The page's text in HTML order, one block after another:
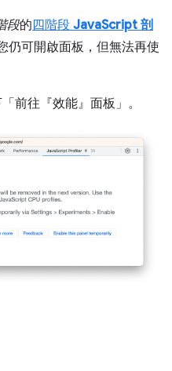
段的四階段 JavaScript 剖
仍可開啟面板，但無法再使
前往『效能』面板」 。